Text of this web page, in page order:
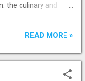
29 palettes 1,29 ht 10
la friture 30
the culinary and
a nutritious and
500ml glass bottles.
un rendez-vous.
READ MORE »